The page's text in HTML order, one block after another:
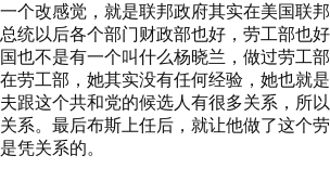
一个改感觉，就是联邦政府其实在美国联
总统以后各个部门财政部也好，劳工部也
国也不是有一个叫什么杨晓兰，做过劳工
在劳工部，她其实没有任何经验，她也就
夫跟这个共和党的候选人有很多关系，所
关系。最后布斯上任后，就让他做了这个劳
是凭关系的。